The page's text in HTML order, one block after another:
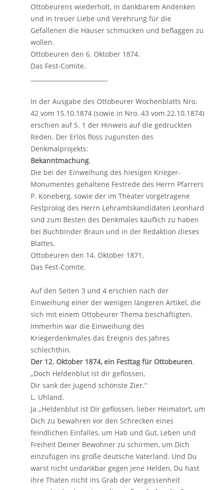
Ottobeurens wiederholt, in dankbarem Andenken
und in treuer Liebe und Verehrung für die
Gefallenen die Häuser schmücken und beflaggen zu
wollen.
Ottobeuren den 6. Oktober 1874.
Das Fest-Comite.
In der Ausgabe des Ottobeurer Wochenblatts Nro.
42 vom 15.10.1874 (sowie in Nro. 43 vom 22.10.1874)
erschien auf S. 1 der Hinweis auf die gedruckten
Reden. Der Erlös floss zugunsten des
Denkmalprojekts:
Bekanntmachung.
Die bei der Einweihung des hiesigen Krieger-
Monumentes gehaltene Festrede des Herrn Pfarrers
P. Koneberg, sowie der im Theater vorgetragene
Festprolog des Herrn Lehramtskandidaten Leonhard
sind zum Besten des Denkmales käuflich zu haben
bei Buchbinder Braun und in der Redaktion dieses
Blattes.
Ottobeuren den 14. Oktober 1871.
Das Fest-Comite.
Auf den Seiten 3 und 4 erschien nach der
Einweihung einer der wenigen längeren Artikel, die
sich mit einem Ottobeurer Thema beschäftigten.
Immerhin war die Einweihung des
Kriegerdenkmales das Ereignis des Jahres
schlechthin.
Der 12. Oktober 1874, ein Festtag für Ottobeuren.
„Doch Heldenblut ist dir geflossen,
Dir sank der Jugend schönste Zier.“
L. Uhland.
Ja „Heldenblut ist Dir geflossen, lieber Heimatort, um
Dich zu bewahren vor den Schrecken eines
feindlichen Einfalles, um Hab und Gut, Leben und
Freiheit Deiner Bewohner zu schirmen, um Dich
einzufügen ins große deutsche Vaterland. Und Du
warst nicht undankbar gegen jene Helden, Du hast
ihre Thaten nicht ins Grab der Vergessenheit